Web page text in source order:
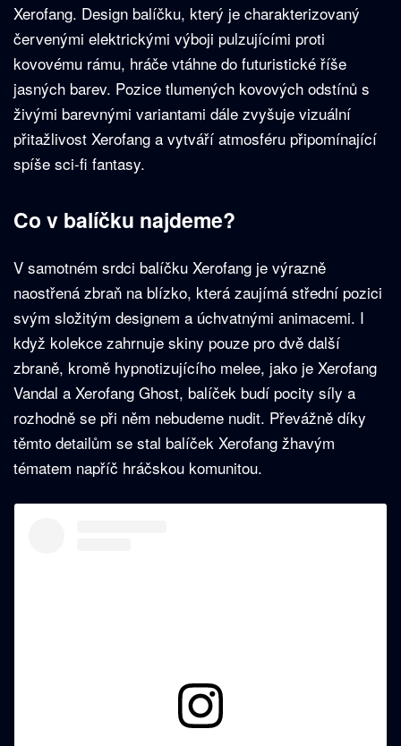
Xerofang. Design balíčku, který je charakterizovaný
červenými elektrickými výboji pulzujícími proti
kovovému rámu, hráče vtáhne do futuristické říše
jasných barev. Pozice tlumených kovových odstínů s
živými barevnými variantami dále zvyšuje vizuální
přitažlivost Xerofang a vytváří atmosféru připomínající
spíše sci-fi fantasy.
Co v balíčku najdeme?
V samotném srdci balíčku Xerofang je výrazně
naostřená zbraň na blízko, která zaujímá střední pozici
svým složitým designem a úchvatnými animacemi. I
když kolekce zahrnuje skiny pouze pro dvě další
zbraně, kromě hypnotizujícího melee, jako je Xerofang
Vandal a Xerofang Ghost, balíček budí pocity síly a
rozhodně se při něm nebudeme nudit. Převážně díky
těmto detailům se stal balíček Xerofang žhavým
tématem napříč hráčskou komunitou.